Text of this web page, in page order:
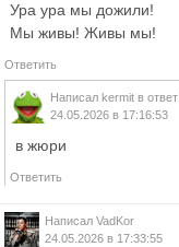
Ура ура мы дожили!
Мы живы! Живы мы!
Ответить
Написал kermit в ответ
24.05.2026 в 17:16:53
в жюри
Ответить
Написал VadKor
24.05.2026 в 17:33:55